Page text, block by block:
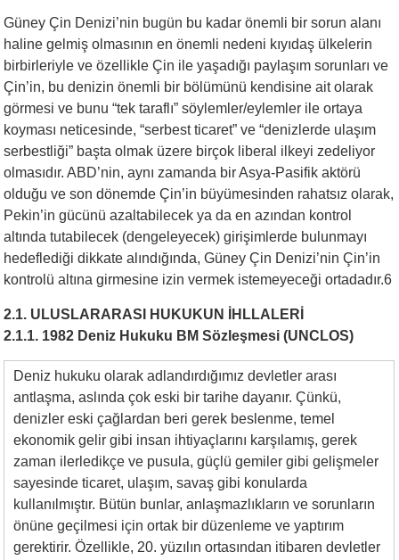
Güney Çin Denizi’nin bugün bu kadar önemli bir sorun alanı
haline gelmiş olmasının en önemli nedeni kıyıdaş ülkelerin
birbirleriyle ve özellikle Çin ile yaşadığı paylaşım sorunları ve
Çin’in, bu denizin önemli bir bölümünü kendisine ait olarak
görmesi ve bunu “tek taraflı” söylemler/eylemler ile ortaya
koyması neticesinde, “serbest ticaret” ve “denizlerde ulaşım
serbestliği” başta olmak üzere birçok liberal ilkeyi zedeliyor
olmasıdır. ABD’nin, aynı zamanda bir Asya-Pasifik aktörü
olduğu ve son dönemde Çin’in büyümesinden rahatsız olarak,
Pekin’in gücünü azaltabilecek ya da en azından kontrol
altında tutabilecek (dengeleyecek) girişimlerde bulunmayı
hedeflediği dikkate alındığında, Güney Çin Denizi’nin Çin’in
kontrolü altına girmesine izin vermek istemeyeceği ortadadır.6
2.1. ULUSLARARASI HUKUKUN İHLLALERİ
2.1.1. 1982 Deniz Hukuku BM Sözleşmesi (UNCLOS)
Deniz hukuku olarak adlandırdığımız devletler arası
antlaşma, aslında çok eski bir tarihe dayanır. Çünkü,
denizler eski çağlardan beri gerek beslenme, temel
ekonomik gelir gibi insan ihtiyaçlarını karşılamış, gerek
zaman ilerledikçe ve pusula, güçlü gemiler gibi gelişmeler
sayesinde ticaret, ulaşım, savaş gibi konularda
kullanılmıştır. Bütün bunlar, anlaşmazlıkların ve sorunların
önüne geçilmesi için ortak bir düzenleme ve yaptırım
gerektirir. Özellikle, 20. yüzılın ortasından itibaren devletler